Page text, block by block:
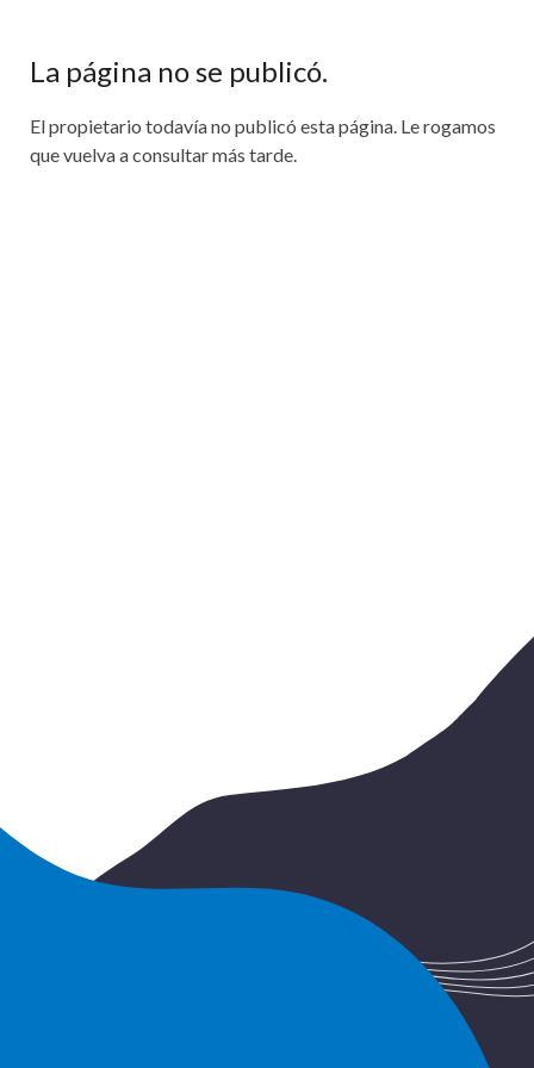
La página no se publicó.
El propietario todavía no publicó esta página. Le rogamos
que vuelva a consultar más tarde.